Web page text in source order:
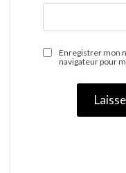
Enregistrer mon
navigateur pour